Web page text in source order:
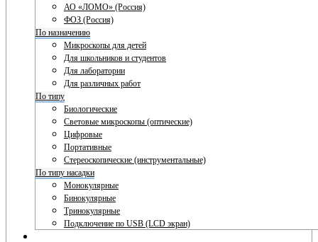
АО «ЛОМО» (Россия)
ФОЗ (Россия)
По назначению
Микроскопы для детей
Для школьников и студентов
Для лаборатории
Для различных работ
По типу
Биологические
Световые микроскопы (оптические)
Цифровые
Портативные
Стереоскопические (инструментальные)
По типу насадки
Монокулярные
Бинокулярные
Тринокулярные
Подключение по USB (LCD экран)